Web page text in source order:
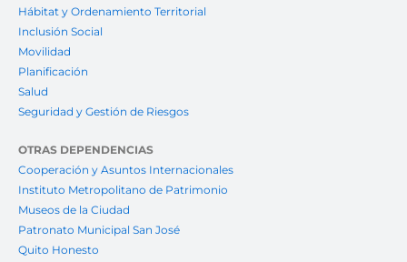
Hábitat y Ordenamiento Territorial
Inclusión Social
Movilidad
Planificación
Salud
Seguridad y Gestión de Riesgos
OTRAS DEPENDENCIAS
Cooperación y Asuntos Internacionales
Instituto Metropolitano de Patrimonio
Museos de la Ciudad
Patronato Municipal San José
Quito Honesto